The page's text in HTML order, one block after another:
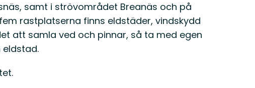
samt i strövområdet Breanäs och på
rastplatserna finns eldstäder, vindskydd
att samla ved och pinnar, så ta med egen
eldstad.